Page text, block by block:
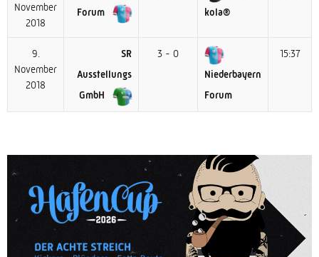
November
2018
Forum
kola®
9.
November
2018
SR
Ausstellungs
GmbH
3 - 0
Niederbayern
Forum
15:37